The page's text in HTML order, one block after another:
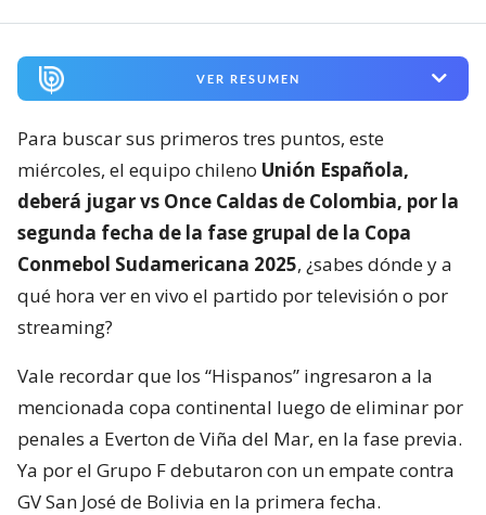
VER RESUMEN
Para buscar sus primeros tres puntos, este
miércoles, el equipo chileno Unión Española,
deberá jugar vs Once Caldas de Colombia, por la
segunda fecha de la fase grupal de la Copa
Conmebol Sudamericana 2025, ¿sabes dónde y a
qué hora ver en vivo el partido por televisión o por
streaming?
Vale recordar que los “Hispanos” ingresaron a la
mencionada copa continental luego de eliminar por
penales a Everton de Viña del Mar, en la fase previa.
Ya por el Grupo F debutaron con un empate contra
GV San José de Bolivia en la primera fecha.